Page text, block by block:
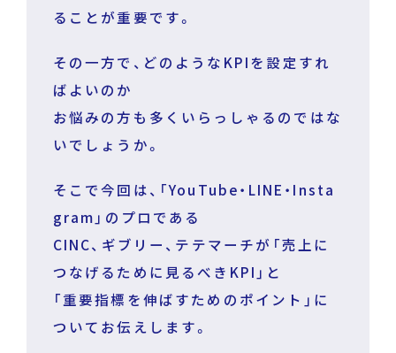
デジタル・DX人材育成 支援
採用情報
運営企業
個人情報保護方針
プライバシーポリシー
ることが重要です。
その一方で、どのようなKPIを設定すれ
ばよいのか
お悩みの方も多くいらっしゃるのではな
いでしょうか。
そこで今回は、「YouTube・LINE・Insta
gram」のプロである
CINC、ギブリー、テテマーチが「売上に
つなげるために見るべきKPI」と
「重要指標を伸ばすためのポイント」に
ついてお伝えします。